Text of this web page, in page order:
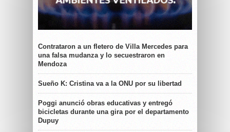
Contrataron a un fletero de Villa Mercedes para
una falsa mudanza y lo secuestraron en
Mendoza
Sueño K: Cristina va a la ONU por su libertad
Poggi anunció obras educativas y entregó
bicicletas durante una gira por el departamento
Dupuy